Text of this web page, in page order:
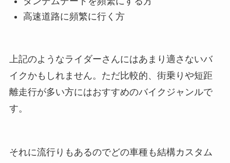
高速道路に頻繁に行く方
上記のようなライダーさんにはあまり適さないバ
イクかもしれません。ただ比較的、街乗りや短距
離走行が多い方にはおすすめのバイクジャンルで
す。
それに流行りもあるのでどの車種も結構カスタム